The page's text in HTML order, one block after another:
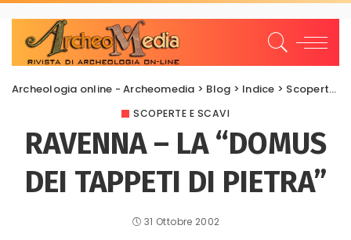
Archeologia online - Archeomedia > Blog > Indice > Scoperte e scavi
SCOPERTE E SCAVI
RAVENNA – LA “DOMUS
DEI TAPPETI DI PIETRA”
31 Ottobre 2002